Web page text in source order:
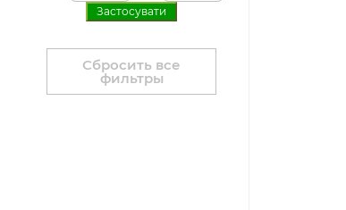
Застосувати
Сбросить все
фильтры